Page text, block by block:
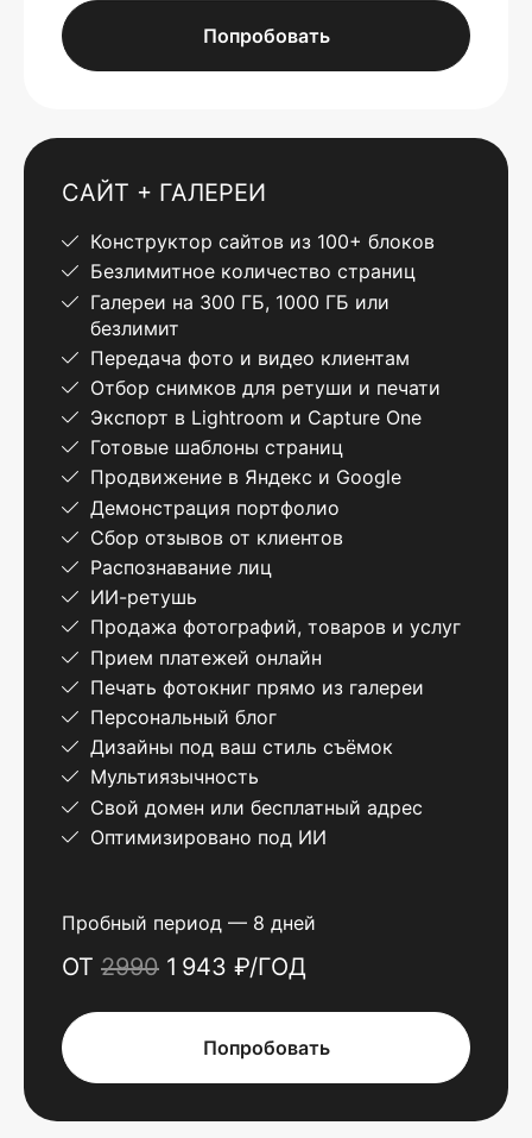
Попробовать
САЙТ + ГАЛЕРЕИ
Конструктор сайтов из 100+ блоков
Безлимитное количество страниц
Галереи на 300 ГБ, 1000 ГБ или
безлимит
Передача фото и видео клиентам
Отбор снимков для ретуши и печати
Экспорт в Lightroom и Capture One
Готовые шаблоны страниц
Продвижение в Яндекс и Google
Демонстрация портфолио
Сбор отзывов от клиентов
Распознавание лиц
ИИ-ретушь
Продажа фотографий, товаров и услуг
Прием платежей онлайн
Печать фотокниг прямо из галереи
Персональный блог
Дизайны под ваш стиль съёмок
Мультиязычность
Свой домен или бесплатный адрес
Оптимизировано под ИИ
Пробный период — 8 дней
ОТ 2990 1 943 ₽/ГОД
Попробовать